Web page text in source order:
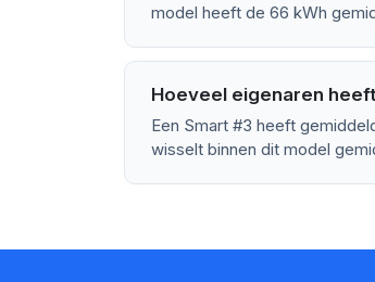
model heeft de 66 kWh
Hoeveel eigenaren
Een Smart #3 heeft
wisselt binnen dit model